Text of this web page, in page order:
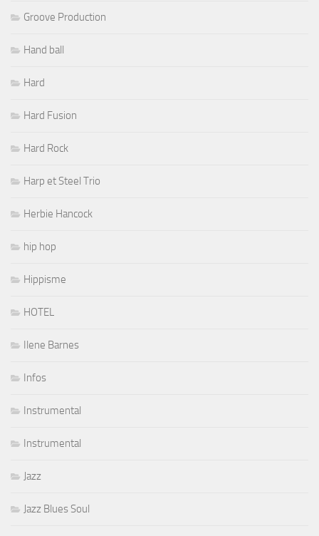
Groove Production
Hand ball
Hard
Hard Fusion
Hard Rock
Harp et Steel Trio
Herbie Hancock
hip hop
Hippisme
HOTEL
Ilene Barnes
Infos
Instrumental
Instrumental
Jazz
Jazz Blues Soul